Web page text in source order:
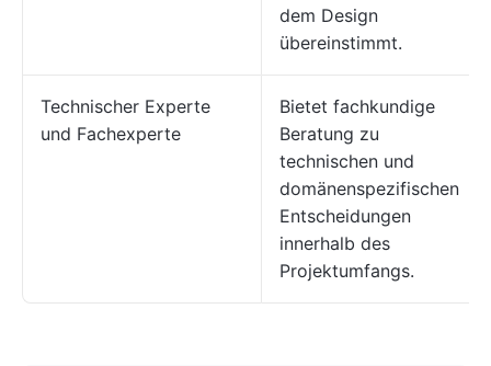
dem Design
übereinstimmt.
Technischer Experte
und Fachexperte
Bietet fachkundige
Beratung zu
technischen und
domänenspezifischen
Entscheidungen
innerhalb des
Projektumfangs.